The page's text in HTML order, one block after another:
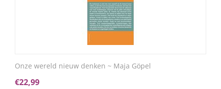
Onze wereld nieuw denken ~ Maja Göpel
€22,99